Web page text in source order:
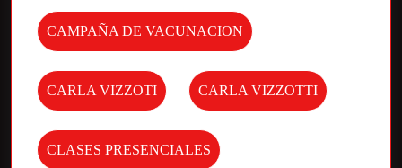
CAMPAÑA DE VACUNACION
CARLA VIZZOTI CARLA VIZZOTTI
CLASES PRESENCIALES